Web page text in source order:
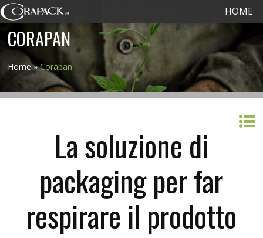
HOME
CORAPAN
Home»Corapan
La soluzione di
packaging per far
respirare il prodotto